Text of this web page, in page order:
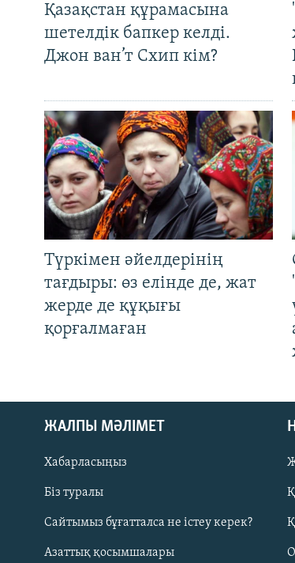
Русский
ЖАЗЫЛЫҢЫЗ
Қазақстан құрамасына
шетелдік бапкер келді.
Джон ван’т Схип кім?
Түркімен әйелдерінің
тағдыры: өз елінде де, жат
жерде де құқығы
қорғалмаған
ЖАЛПЫ МӘЛІМЕТ
Хабарласыңыз
Біз туралы
Сайтымыз бұғатталса не істеу керек?
Азаттық қосымшалары